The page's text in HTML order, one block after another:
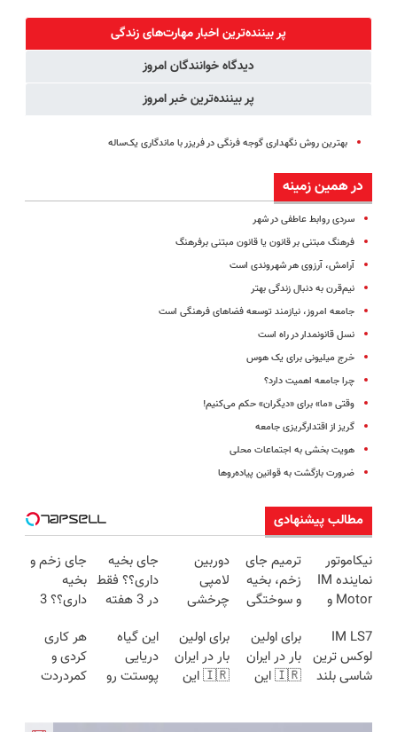
برگردون
(40%off)
◗پرسش‌نامه◖
پر بیننده‌ترین اخبار مهارت‌های زندگی
دیدگاه خوانندگان امروز
پر بیننده‌ترین خبر امروز
بهترین روش نگهداری گوجه فرنگی در فریزر با ماندگاری یک‌ساله
در همین زمینه
سردی روابط عاطفی در شهر
فرهنگ مبتنی بر قانون یا قانون مبتنی برفرهنگ
آرامش، آرزوی هر شهروندی است
نیم‌قرن به دنبال زندگی بهتر
جامعه امروز، نیازمند توسعه فضاهای فرهنگی است
نسل قانونمدار در راه است
خرج میلیونی برای یک هوس
چرا جامعه اهمیت دارد؟
وقتی «ما» برای «دیگران» حکم می‌کنیم!
گریز از اقتدار‌گریزی جامعه
هویت بخشی به اجتماعات محلی
ضرورت بازگشت به قوانین پیاده‌روها
مطالب پیشنهادی
نیکاموتور
نماینده IM
Motor و
در ایران
ترمیم جای
زخم، بخیه
و سوختگی
هفته!!😍
دوربین
لامپی
چرخشی
فقط امروز
حراج شد🔥
پرداخت
جای بخیه
داری؟؟ فقط
در 3 هفته
کن!😍
جای زخم و
بخیه
داری؟؟ 3
محوش کن!
IM LS7
لوکس ترین
شاسی بلند
برای اولین
بار در ایران
🇮🇷 این
برای اولین
بار در ایران
🇮🇷 این
این گیاه
دریایی
پوستت رو
هر کاری
کردی و
کمردردت